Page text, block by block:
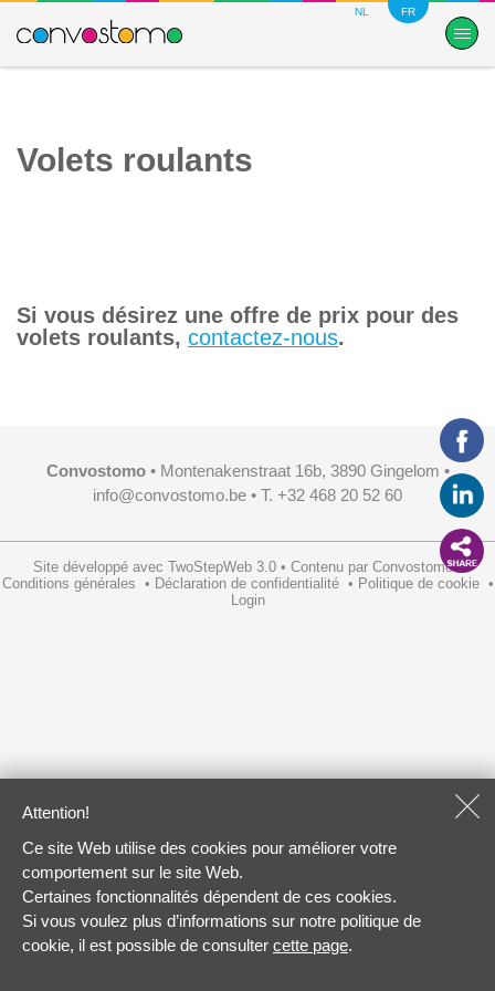
NL FR
Volets roulants
Si vous désirez une offre de prix pour des
volets roulants, contactez-nous.
Convostomo• Montenakenstraat 16b, 3890 Gingelom •
info@convostomo.be • T. +32 468 20 52 60
Site développé avec TwoStepWeb 3.0 • Contenu par Convostomo •
Conditions générales • Déclaration de confidentialité • Politique de cookie •
Login
Attention!
Ce site Web utilise des cookies pour améliorer votre
comportement sur le site Web.
Certaines fonctionnalités dépendent de ces cookies.
Si vous voulez plus d’informations sur notre politique de
cookie, il est possible de consulter cette page.